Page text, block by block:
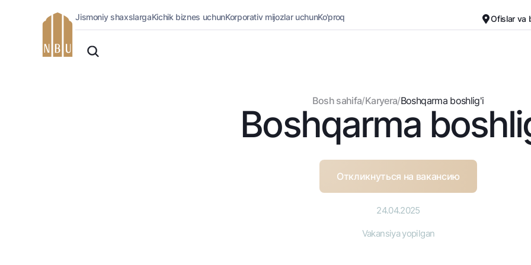
O'zbek Onlayn-bank
Omonatlar
Hamma uchun
Talab qilib olinguncha
Hamma uchun USD uchun
Kartalar
Bepul
Premial
UzCard/HUMO
Jismoniy shaxslargaKichik biznes uchunKorporativ mijozlar uchunKo'proq Ofislar va
Oq-qora versiya
Ovozni yoqish
Bosh sahifa/Karyera/Boshqarma boshlig'i
Boshqarma
Откликнуться на вакансию
24.04.2025
Vakansiya yopilgan